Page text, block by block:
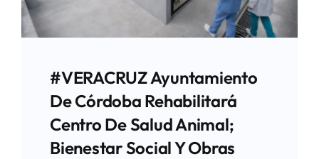
#VERACRUZ Ayuntamiento
De Córdoba Rehabilitará
Centro De Salud Animal;
Bienestar Social Y Obras